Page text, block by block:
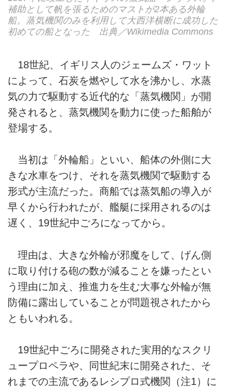
補助として帆を張るためのマストが2本ある外輪
船。蒸気機関のみを利用して大西洋横断に成功した
初めての船となった 出典／Wikimedia Commons
18世紀、イギリス人のジェームズ・ワット
によって、石炭を燃やして水を沸かし、水蒸
気の力で駆動する近代的な「蒸気機関」が開
発されると、蒸気機関を動力に使った船舶が
登場する。
当初は「外輪船」といい、船体の外側に大
きな水車をつけ、それを蒸気機関で駆動する
形式が主流だった。商船では蒸気船の導入が
早くから行われたが、艦艇に採用されるのは
遅く、19世紀中ごろになってから。
理由は、大きな外輪が邪魔をして、げん側
に取り付ける砲の数が減ることを嫌ったとい
う理由に加え、推進力を生む大事な外輪が無
防備に露出していることが問題視されたから
ともいわれる。
19世紀中ごろに開発された実用的なスクリ
ュープロペラや、同世紀末に開発された、そ
れまでの主流であるレシプロ式機関（注1）に